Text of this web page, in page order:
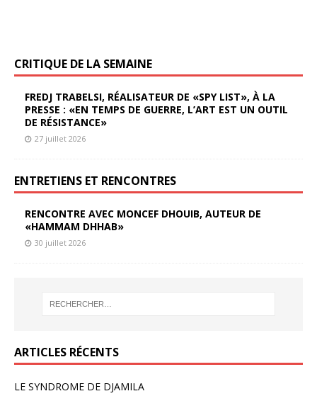
CRITIQUE DE LA SEMAINE
FREDJ TRABELSI, RÉALISATEUR DE «SPY LIST», À LA
PRESSE : «EN TEMPS DE GUERRE, L’ART EST UN OUTIL
DE RÉSISTANCE»
27 juillet 2026
ENTRETIENS ET RENCONTRES
RENCONTRE AVEC MONCEF DHOUIB, AUTEUR DE
«HAMMAM DHHAB»
30 juillet 2026
ARTICLES RÉCENTS
LE SYNDROME DE DJAMILA